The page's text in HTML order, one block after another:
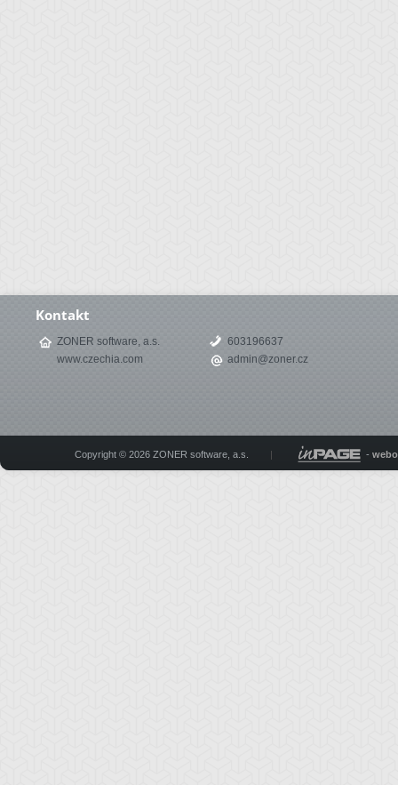
Kontakt
ZONER software, a.s.
www.czechia.com
603196637
admin@zoner.cz
Copyright © 2026 ZONER software, a.s. | -